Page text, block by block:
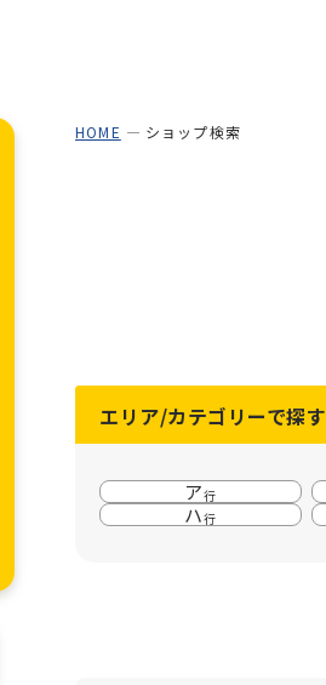
HOME ショップ検索
エリア/カテゴリーで探す
ア行
ハ行